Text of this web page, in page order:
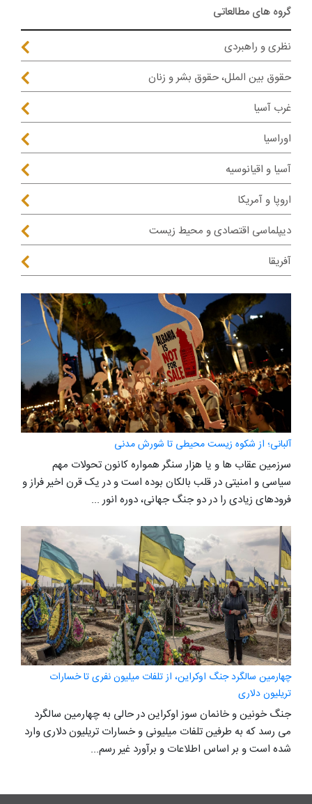
گروه های مطالعاتی
نظری و راهبردی
حقوق بین الملل، حقوق بشر و زنان
غرب آسیا
اوراسیا
آسیا و اقیانوسیه
اروپا و آمریکا
دیپلماسی اقتصادی و محیط زیست
آفریقا
آلبانی؛ از شکوه زیست محیطی تا شورش مدنی
سرزمین عقاب ها و یا هزار سنگر همواره کانون تحولات مهم
سیاسی و امنیتی در قلب بالکان بوده است و در یک قرن اخیر فراز و
فرودهای زیادی را در دو جنگ جهانی، دوره انور ...
چهارمین سالگرد جنگ اوکراین، از تلفات میلیون نفری تا خسارات
تریلیون دلاری
جنگ خونین و خانمان سوز اوکراین در حالی به چهارمین سالگرد
می رسد که به طرفین تلفات میلیونی و خسارات تریلیون دلاری وارد
شده است و بر اساس اطلاعات و برآورد غیر رسم...